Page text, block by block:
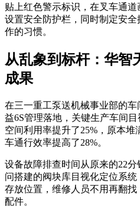
贴上红色警示标识，在叉车通
设置安全防护栏，同时制定安
作的习惯。
从乱象到标杆：华智
成果
在三一重工泵送机械事业部的
益6S管理落地，关键生产车间
空间利用率提升了25%，原本堆
车通行效率提高了28%。
设备故障排查时间从原来的22
问搭建的阀块库目视化定位系
存放位置，维修人员不用再翻
配件。